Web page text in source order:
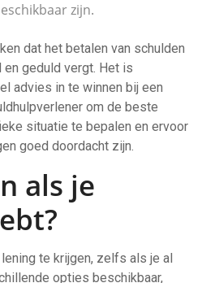
zijn.
dat het betalen van schulden
geduld vergt. Het is
advies in te winnen bij een
om de beste
situatie te bepalen en ervoor
goed doordacht zijn.
als je
te krijgen, zelfs als je al
opties beschikbaar,